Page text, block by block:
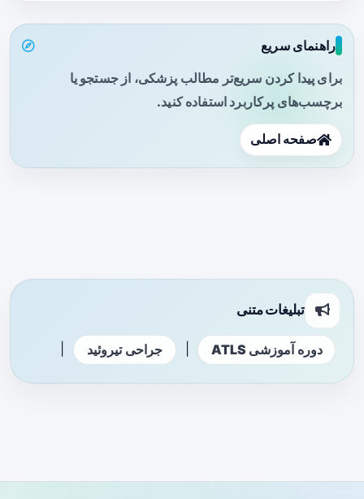
راهنمای سریع
برای پیدا کردن سریع‌تر مطالب پزشکی، از جستجو یا
برچسب‌های پرکاربرد استفاده کنید.
صفحه اصلی
تبلیغات متنی
دوره آموزشی ATLS جراحی تیروئید